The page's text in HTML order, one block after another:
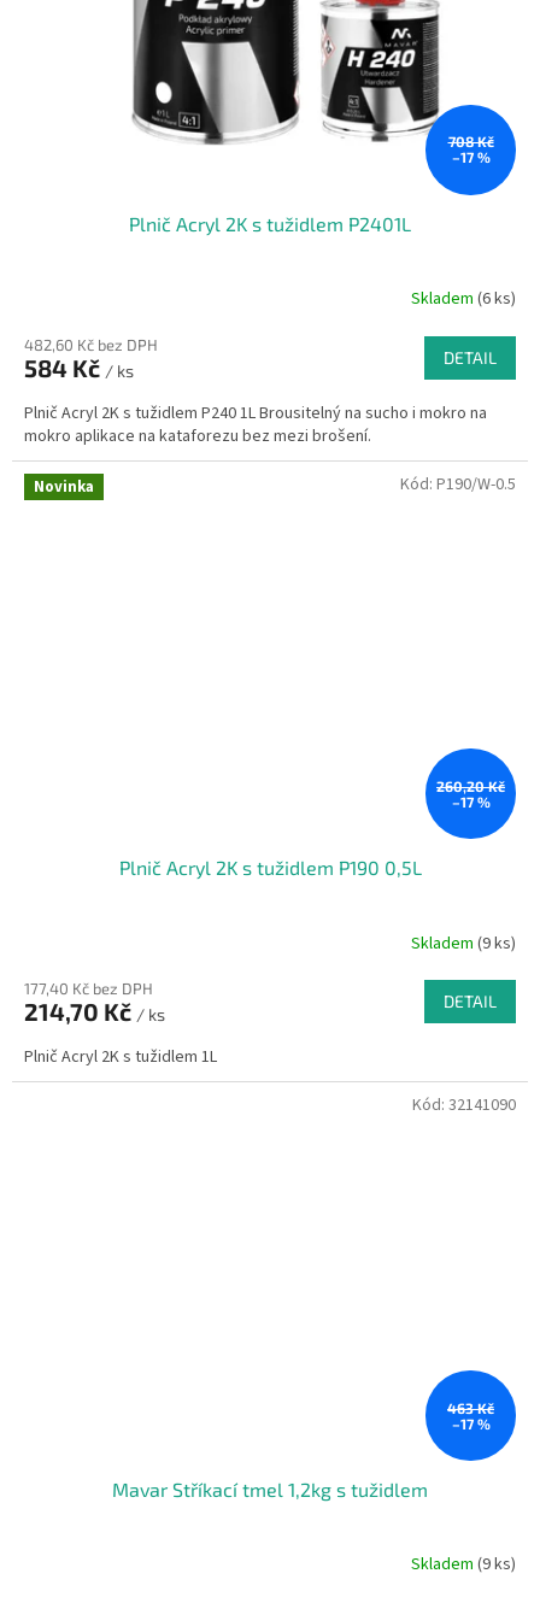
708 Kč
–17 %
Plnič Acryl 2K s tužidlem P2401L
Skladem (6 ks)
482,60 Kč bez DPH
584 Kč / ks
DETAIL
Plnič Acryl 2K s tužidlem P240 1L Brousitelný na sucho i mokro na
mokro aplikace na kataforezu bez mezi brošení.
Novinka
260,20 Kč
–17 %
Plnič Acryl 2K s tužidlem P190 0,5L
Skladem (9 ks)
177,40 Kč bez DPH
214,70 Kč / ks
DETAIL
Plnič Acryl 2K s tužidlem 1L
Kód: P190/W-0.5
463 Kč
–17 %
Mavar Stříkací tmel 1,2kg s tužidlem
Skladem (9 ks)
Kód: 32141090